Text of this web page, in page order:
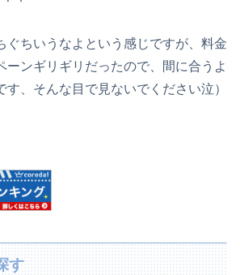
ぐちいうなよという感じですが、料金
ーンギリギリだったので、間に合うよ
す、そんな目で見ないでください泣）
す